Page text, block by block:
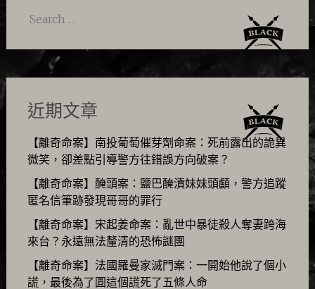
Search
近期文章
【離奇命案】南投葡萄催芽劑命案：死前露出的詭異
微笑，卻差點引導警方往錯誤方向破案？
【離奇命案】醃頭案：鹽巴醃漬妹妹頭顱，警方追蹤
匿名信筆跡發現哥哥的罪行
【離奇命案】宋起姜命案：亂世中暴徒殺人奪妻跨海
來台？永遠無法釐清的恐怖謎團
【離奇命案】法國羅曼家滅門案：一開始他說了個小
謊，最後為了圓這個謊死了五條人命